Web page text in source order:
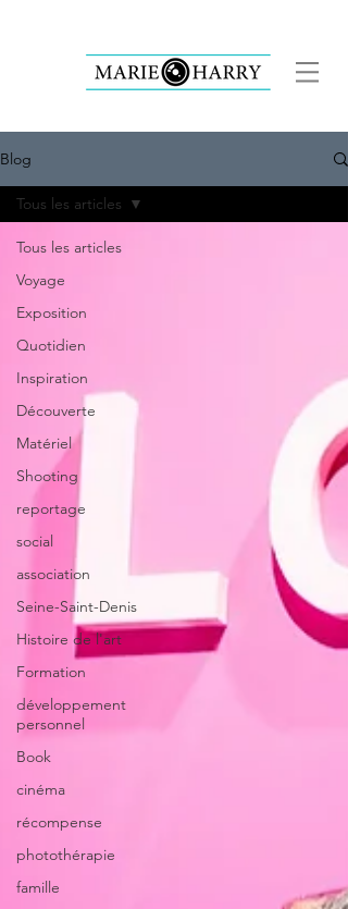
Blog
Tous les articles
Voyage
Exposition
Quotidien
Inspiration
Découverte
Matériel
Shooting
reportage
social
association
Seine-Saint-Denis
Histoire de l'art
Formation
développement
personnel
Book
cinéma
récompense
photothérapie
famille
Tous les articles